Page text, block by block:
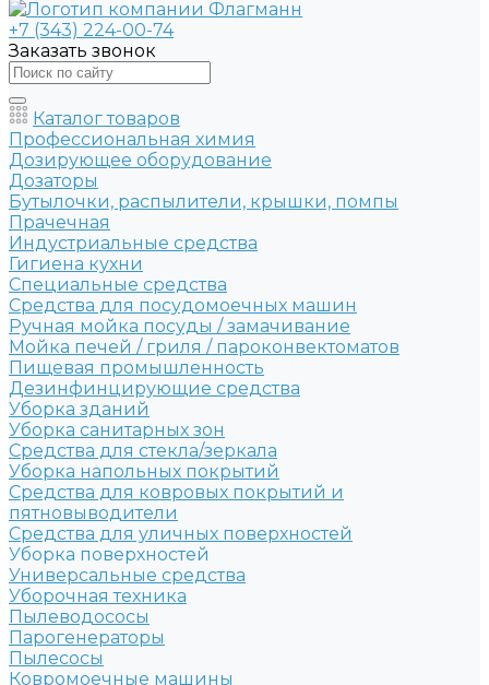
+7 (343) 224-00-74
Заказать звонок
Каталог товаров
Профессиональная химия
Дозирующее оборудование
Дозаторы
Бутылочки, распылители, крышки, помпы
Прачечная
Индустриальные средства
Гигиена кухни
Специальные средства
Средства для посудомоечных машин
Ручная мойка посуды / замачивание
Мойка печей / гриля / пароконвектоматов
Пищевая промышленность
Дезинфинцирующие средства
Уборка зданий
Уборка санитарных зон
Средства для стекла/зеркала
Уборка напольных покрытий
Средства для ковровых покрытий и
пятновыводители
Средства для уличных поверхностей
Уборка поверхностей
Универсальные средства
Уборочная техника
Пылеводососы
Парогенераторы
Пылесосы
Ковромоечные машины